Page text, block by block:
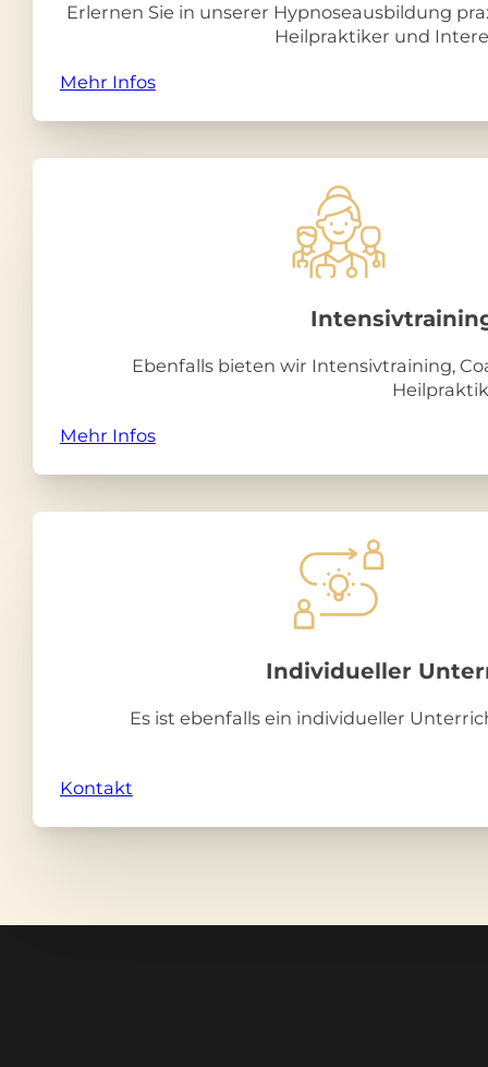
Erlernen Sie in unserer Hypnoseausbildung
Heilpraktiker und
Mehr Infos
Ebenfalls bieten wir Intensivtraining,
Mehr Infos
Individueller
Es ist ebenfalls ein individueller
Kontakt